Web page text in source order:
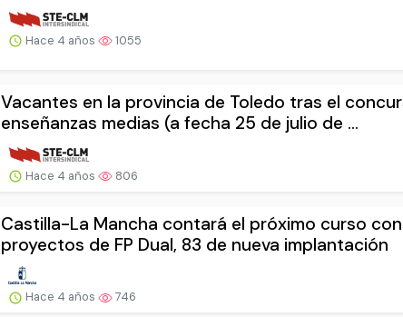
Hace 4 años 1055
Vacantes en la provincia de Toledo tras el
enseñanzas medias (a fecha 25 de julio de ...
Hace 4 años 806
Castilla-La Mancha contará el próximo curso con
proyectos de FP Dual, 83 de nueva implantación
Hace 4 años 746